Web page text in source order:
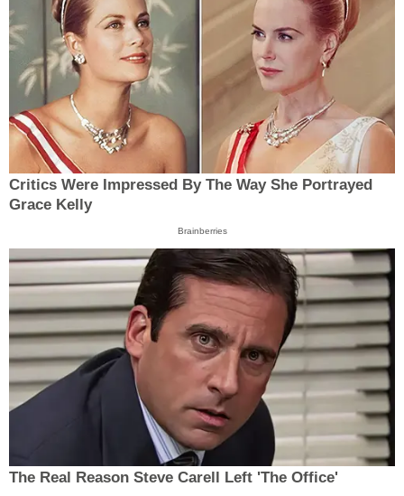
Critics Were Impressed By The Way She Portrayed
Grace Kelly
Brainberries
The Real Reason Steve Carell Left 'The Office'